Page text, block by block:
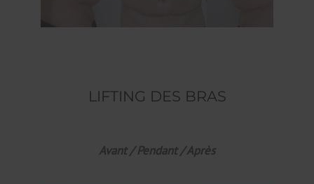
LIFTING DES BRAS
Avant / Pendant / Après